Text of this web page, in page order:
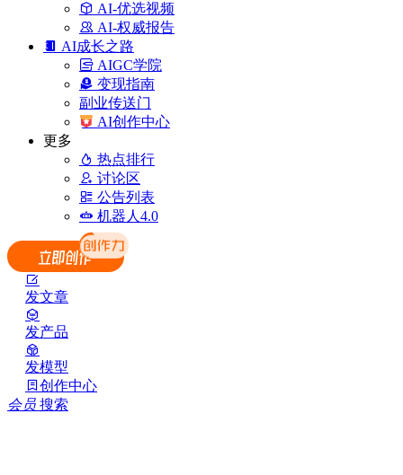
AI-优选视频
AI-权威报告
AI成长之路
AIGC学院
变现指南
副业传送门
AI创作中心
更多
热点排行
讨论区
公告列表
机器人4.0
发文章
发产品
发模型
创作中心
会员 搜索